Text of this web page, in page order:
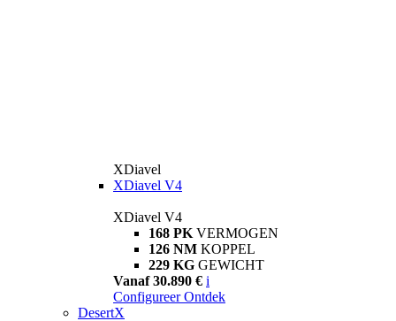
XDiavel
XDiavel V4
XDiavel V4
168 PK VERMOGEN
126 NM KOPPEL
229 KG GEWICHT
Vanaf 30.890 € i
Configureer Ontdek
DesertX